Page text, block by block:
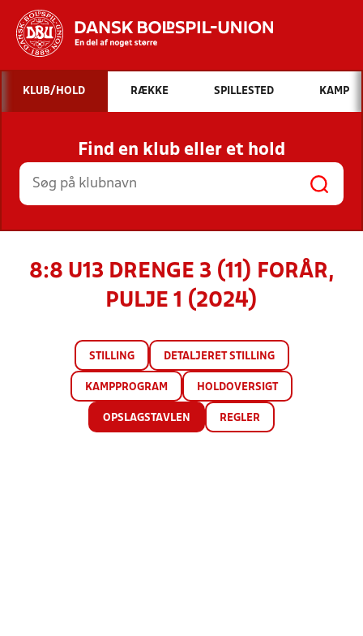
Hvad vil du søge efter?
INDHOLD OG NYHEDER
STILLINGER, RESULTATER, KLUBBER OG
HOLD
KLUB/HOLD RÆKKE SPILLESTED KAMP
Find en klub eller et hold
8:8 U13 DRENGE 3 (11) FORÅR,
PULJE 1 (2024)
STILLING DETALJERET STILLING
KAMPPROGRAM HOLDOVERSIGT
OPSLAGSTAVLEN REGLER